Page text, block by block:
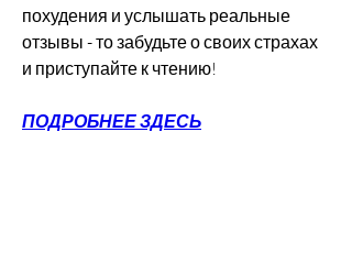
похудения и услышать реальные
отзывы - то забудьте о своих страхах
и приступайте к чтению!
ПОДРОБНЕЕ ЗДЕСЬ